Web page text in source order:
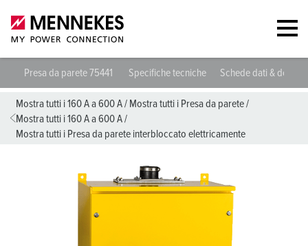
Presa da parete 75441 Specifiche tecniche Schede dati &
Mostra tutti i 160 A a 600 A/ Mostra tutti i Presa da parete/
Mostra tutti i 160 A a 600 A/
Mostra tutti i Presa da parete interbloccato elettricamente